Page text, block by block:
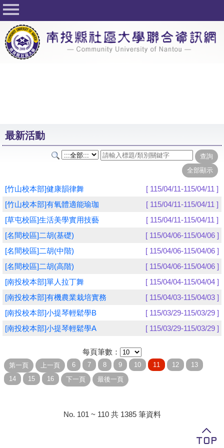
回首頁
關於社大
公佈欄
課程一覽表
志工與社團
友站連結
網路選課
學員專區
教師專區
評委專區
最新活動
[竹山校本部]健康韻律舞
[ 115/04/11-115/04/11 ]
[竹山校本部]有氧體適能瑜珈
[ 115/04/11-115/04/11 ]
[草屯校區]生活美學實用技藝
[ 115/04/11-115/04/11 ]
[名間校區]二胡(基礎)
[ 115/04/06-115/04/06 ]
[名間校區]二胡(中階)
[ 115/04/06-115/04/06 ]
[名間校區]二胡(高階)
[ 115/04/06-115/04/06 ]
[南投校本部]單人拉丁舞
[ 115/04/04-115/04/04 ]
[南投校本部]有機農業栽培實務
[ 115/04/03-115/04/03 ]
[南投校本部]小提琴輕鬆學B
[ 115/03/29-115/03/29 ]
[南投校本部]小提琴輕鬆學A
[ 115/03/29-115/03/29 ]
每頁筆數：
No. 101 ~ 110 共 1385 筆資料